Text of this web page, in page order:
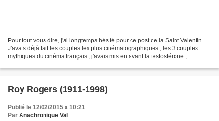
Pour tout vous dire, j'ai longtemps hésité pour ce post de la Saint Valentin.
J'avais déjà fait les couples les plus cinématographiques , les 3 couples
mythiques du cinéma français , j'avais mis en avant la testostérone ,
Roy Rogers (1911-1998)
Publié le 12/02/2015 à 10:21
Par Anachronique Val